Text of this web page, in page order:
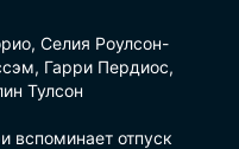
Селия Роулсон-
Гарри Пердиос,
Тулсон
вспоминает отпуск